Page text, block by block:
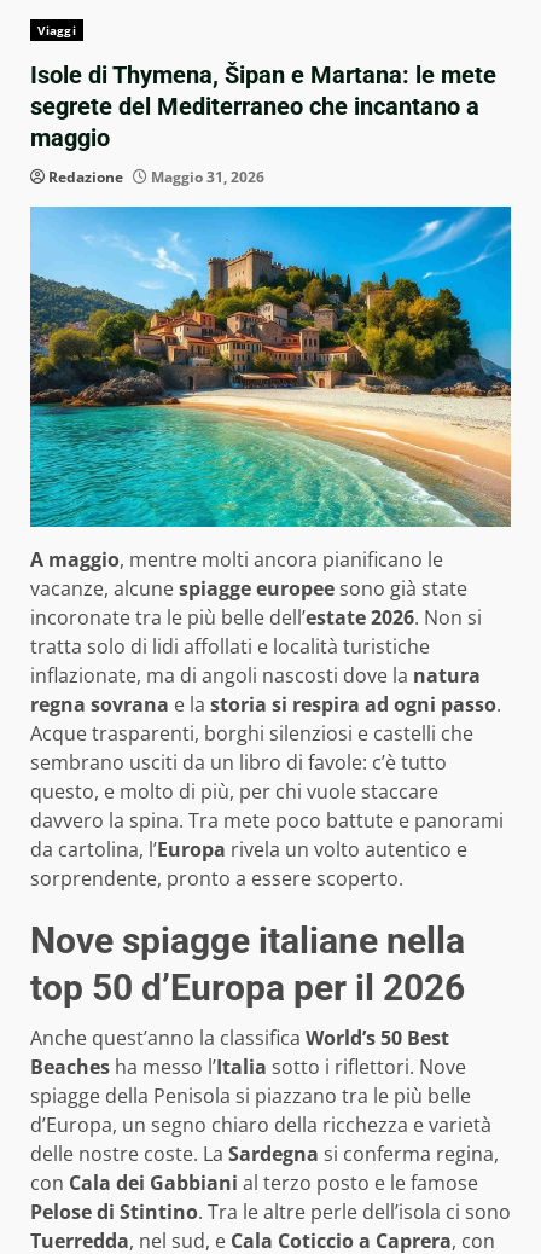
Viaggi
Isole di Thymena, Šipan e Martana: le mete
segrete del Mediterraneo che incantano a
maggio
Redazione Maggio 31, 2026
A maggio, mentre molti ancora pianificano le
vacanze, alcunespiagge europeesono già state
incoronate tra le più belle dell’estate 2026. Non si
tratta solo di lidi affollati e località turistiche
inflazionate, ma di angoli nascosti dove la natura
regna sovrana e la storia si respira ad ogni passo.
Acque trasparenti, borghi silenziosi e castelli che
sembrano usciti da un libro di favole: c’è tutto
questo, e molto di più, per chi vuole staccare
davvero la spina. Tra mete poco battute e panorami
da cartolina, l’Europa rivela un volto autentico e
sorprendente, pronto a essere scoperto.
Nove spiagge italiane nella
top 50 d’Europa per il 2026
Anche quest’anno la classifica World’s 50 Best
Beaches ha messo l’Italia sotto i riflettori. Nove
spiagge della Penisola si piazzano tra le più belle
d’Europa, un segno chiaro della ricchezza e varietà
delle nostre coste. La Sardegna si conferma regina,
con Cala dei Gabbiani al terzo posto e le famose
Pelose di Stintino. Tra le altre perle dell’isola ci sono
Tuerredda, nel sud, e Cala Coticcio a Caprera, con